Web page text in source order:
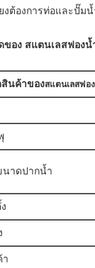
งต้องการท่อและปั๊
ของ สแตนเลสฟองน้
สินค้าของสแตนเลสฟอ
าดปากน้ำ